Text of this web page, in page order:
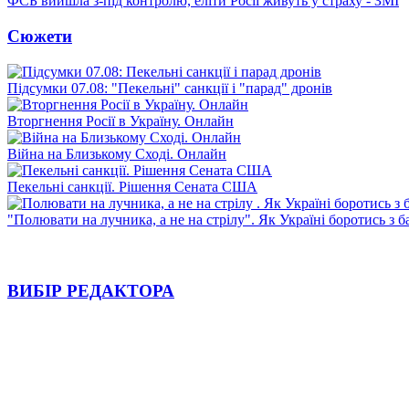
Сюжети
Підсумки 07.08: "Пекельні" санкції і "парад" дронів
Вторгнення Росії в Україну. Онлайн
Війна на Близькому Сході. Онлайн
Пекельні санкції. Рішення Сената США
"Полювати на лучника, а не на стрілу". Як Україні боротись з
ВИБІР РЕДАКТОРА